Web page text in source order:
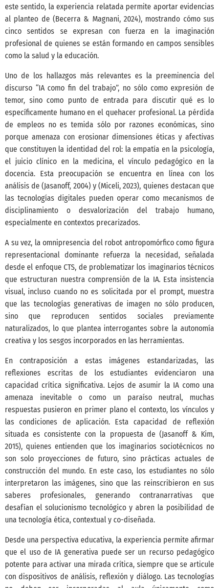
este sentido, la experiencia relatada permite aportar evidencias
al planteo de (Becerra & Magnani, 2024), mostrando cómo sus
cinco sentidos se expresan con fuerza en la imaginación
profesional de quienes se están formando en campos sensibles
como la salud y la educación.
Uno de los hallazgos más relevantes es la preeminencia del
discurso “IA como fin del trabajo”, no sólo como expresión de
temor, sino como punto de entrada para discutir qué es lo
específicamente humano en el quehacer profesional. La pérdida
de empleos no es temida sólo por razones económicas, sino
porque amenaza con erosionar dimensiones éticas y afectivas
que constituyen la identidad del rol: la empatía en la psicología,
el juicio clínico en la medicina, el vínculo pedagógico en la
docencia. Esta preocupación se encuentra en línea con los
análisis de(Jasanoff, 2004)y(Miceli, 2023), quienes destacan que
las tecnologías digitales pueden operar como mecanismos de
disciplinamiento o desvalorización del trabajo humano,
especialmente en contextos precarizados.
A su vez, la omnipresencia del robot antropomórfico como figura
representacional dominante refuerza la necesidad, señalada
desde el enfoque CTS, de problematizar los imaginarios técnicos
que estructuran nuestra comprensión de la IA. Esta insistencia
visual, incluso cuando no es solicitada por el prompt, muestra
que las tecnologías generativas de imagen no sólo producen,
sino que reproducen sentidos sociales previamente
naturalizados, lo que plantea interrogantes sobre la autonomía
creativa y los sesgos incorporados en las herramientas.
En contraposición a estas imágenes estandarizadas, las
reflexiones escritas de los estudiantes evidenciaron una
capacidad crítica significativa. Lejos de asumir la IA como una
amenaza inevitable o como un paraíso neutral, muchas
respuestas pusieron en primer plano el contexto, los vínculos y
las condiciones de aplicación. Esta capacidad de reflexión
situada es consistente con la propuesta de (Jasanoff & Kim,
2015), quienes entienden que los imaginarios sociotécnicos no
son solo proyecciones de futuro, sino prácticas actuales de
construcción del mundo. En este caso, los estudiantes no sólo
interpretaron las imágenes, sino que las reinscribieron en sus
saberes profesionales, generando contranarrativas que
desafían el solucionismo tecnológico y abren la posibilidad de
una tecnología ética, contextual y co-diseñada.
Desde una perspectiva educativa, la experiencia permite afirmar
que el uso de IA generativa puede ser un recurso pedagógico
potente para activar una mirada crítica, siempre que se articule
con dispositivos de análisis, reflexión y diálogo. Las tecnologías